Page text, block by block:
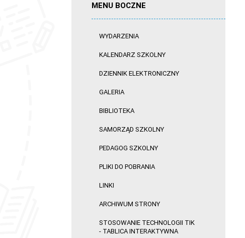
MENU BOCZNE
WYDARZENIA
KALENDARZ SZKOLNY
DZIENNIK ELEKTRONICZNY
GALERIA
BIBLIOTEKA
SAMORZĄD SZKOLNY
PEDAGOG SZKOLNY
PLIKI DO POBRANIA
LINKI
ARCHIWUM STRONY
STOSOWANIE TECHNOLOGII TIK
- TABLICA INTERAKTYWNA